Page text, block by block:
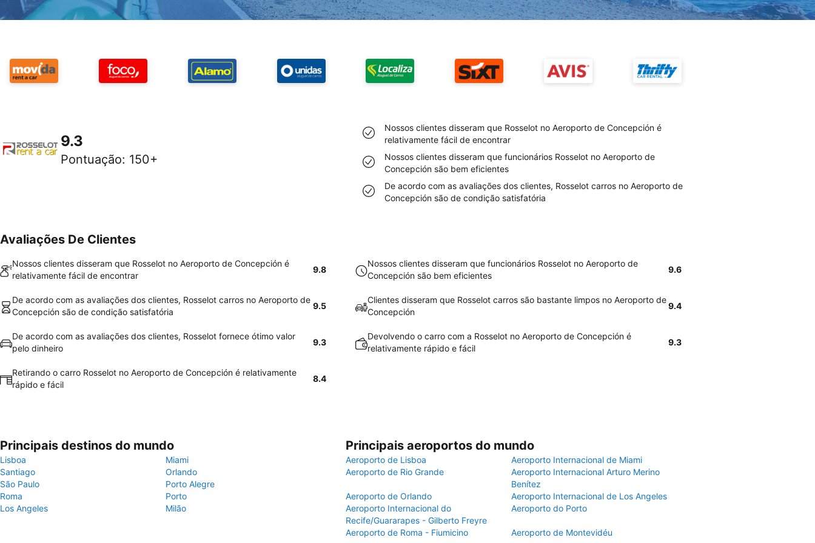
9.3
Pontuação: 150+
Nossos clientes disseram que Rosselot no Aeroporto de Concepción é
relativamente fácil de encontrar
Nossos clientes disseram que funcionários Rosselot no Aeroporto de
Concepción são bem eficientes
De acordo com as avaliações dos clientes, Rosselot carros no Aeroporto de
Concepción são de condição satisfatória
Avaliações De Clientes
Nossos clientes disseram que Rosselot no Aeroporto de Concepción é
relativamente fácil de encontrar
9.8
Nossos clientes disseram que funcionários Rosselot no Aeroporto de
Concepción são bem eficientes
9.6
De acordo com as avaliações dos clientes, Rosselot carros no Aeroporto de
Concepción são de condição satisfatória
9.5
Clientes disseram que Rosselot carros são bastante limpos no Aeroporto de
Concepción
9.4
De acordo com as avaliações dos clientes, Rosselot fornece ótimo valor
pelo dinheiro
9.3
Devolvendo o carro com a Rosselot no Aeroporto de Concepción é
relativamente rápido e fácil
9.3
Retirando o carro Rosselot no Aeroporto de Concepción é relativamente
rápido e fácil
8.4
Principais destinos do mundo
Lisboa
Miami
Santiago
Orlando
São Paulo
Porto Alegre
Roma
Porto
Los Angeles
Milão
Principais aeroportos do mundo
Aeroporto de Lisboa
Aeroporto Internacional de Miami
Aeroporto de Rio Grande
Aeroporto Internacional Arturo Merino
Benítez
Aeroporto de Orlando
Aeroporto Internacional de Los Angeles
Aeroporto Internacional do
Recife/Guararapes - Gilberto Freyre
Aeroporto do Porto
Aeroporto de Roma - Fiumicino Aeroporto de Montevidéu